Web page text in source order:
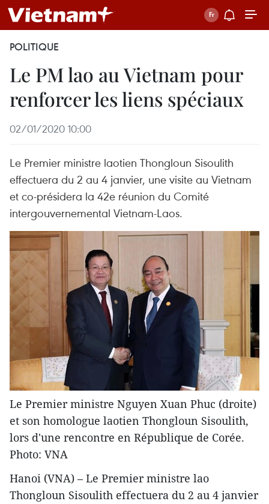
POLITIQUE
Le PM lao au Vietnam pour
renforcer les liens spéciaux
02/01/2020 10:00
Le Premier ministre laotien Thongloun Sisoulith
effectuera du 2 au 4 janvier, une visite au Vietnam
et co-présidera la 42e réunion du Comité
intergouvernemental Vietnam-Laos.
Le Premier ministre Nguyen Xuan Phuc (droite)
et son homologue laotien Thongloun Sisoulith,
lors d'une rencontre en République de Corée.
Photo: VNA
Hanoi (VNA) – Le Premier ministre lao
Thongloun Sisoulith effectuera du 2 au 4 janvier